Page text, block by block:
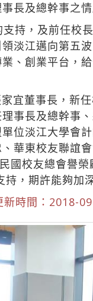
長及總幹事之情
持，及前任校
淡江邁向第五
、創業平台，
宜董事長，新
事長及總幹事
位淡江大學會
華東校友聯誼
國校友總會譽
，期許能夠加
新時間：2018-